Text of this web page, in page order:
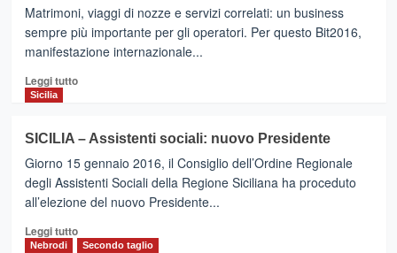
Primavera
sugli
sci
ad
Arabba
Matrimoni, viaggi di nozze e servizi correlati: un business
sempre più importante per gli operatori. Per questo Bit2016,
manifestazione internazionale...
Leggi tuttoLeggi
BIT
2016
:
Love
Wedding,
Sicilia
SICILIA – Assistenti sociali: nuovo Presidente
Giorno 15 gennaio 2016, il Consiglio dell’Ordine Regionale
degli Assistenti Sociali della Regione Siciliana ha proceduto
all’elezione del nuovo Presidente...
Leggi tuttoLeggi
di
Nebrodi Secondo taglio